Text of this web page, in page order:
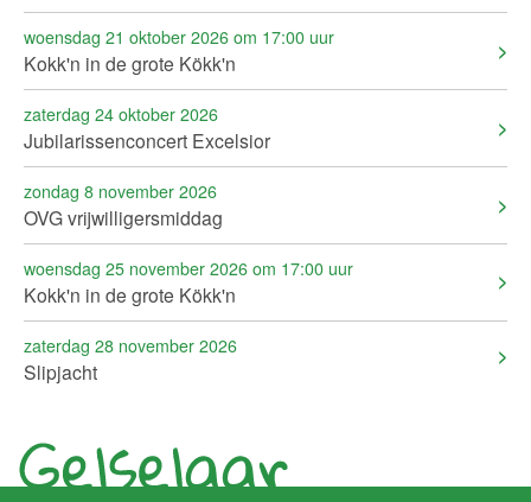
woensdag 21 oktober 2026 om 17:00 uur
Kokk'n in de grote Kökk'n
zaterdag 24 oktober 2026
Jubilarissenconcert Excelsior
zondag 8 november 2026
OVG vrijwilligersmiddag
woensdag 25 november 2026 om 17:00 uur
Kokk'n in de grote Kökk'n
zaterdag 28 november 2026
Slipjacht